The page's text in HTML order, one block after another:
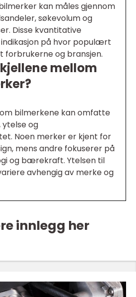
kan måles gjennom
søkevolum og
Disse kvantitative
på hvor populært
forbrukerne og bransjen.
mellom
bilmerkene kan omfatte
ytelse og
Noen merker er kjent for
mens andre fokuserer på
og bærekraft. Ytelsen til
avhengig av merke og
innlegg her